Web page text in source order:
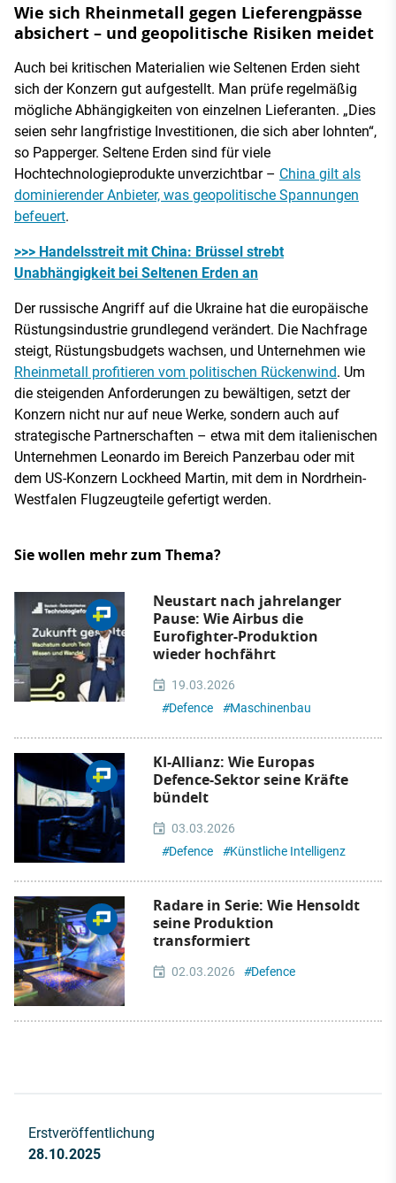
Wie sich Rheinmetall gegen Lieferengpässe
absichert – und geopolitische Risiken meidet
Auch bei kritischen Materialien wie Seltenen Erden sieht
sich der Konzern gut aufgestellt. Man prüfe regelmäßig
mögliche Abhängigkeiten von einzelnen Lieferanten. „Dies
seien sehr langfristige Investitionen, die sich aber lohnten“,
so Papperger. Seltene Erden sind für viele
Hochtechnologieprodukte unverzichtbar – China gilt als
dominierender Anbieter, was geopolitische Spannungen
befeuert.
>>> Handelsstreit mit China: Brüssel strebt
Unabhängigkeit bei Seltenen Erden an
Der russische Angriff auf die Ukraine hat die europäische
Rüstungsindustrie grundlegend verändert. Die Nachfrage
steigt, Rüstungsbudgets wachsen, und Unternehmen wie
Rheinmetall profitieren vom politischen Rückenwind. Um
die steigenden Anforderungen zu bewältigen, setzt der
Konzern nicht nur auf neue Werke, sondern auch auf
strategische Partnerschaften – etwa mit dem italienischen
Unternehmen Leonardo im Bereich Panzerbau oder mit
dem US-Konzern Lockheed Martin, mit dem in Nordrhein-
Westfalen Flugzeugteile gefertigt werden.
Sie wollen mehr zum Thema?
Neustart nach jahrelanger
Pause: Wie Airbus die
Eurofighter-Produktion
wieder hochfährt
19.03.2026
#Defence #Maschinenbau
KI-Allianz: Wie Europas
Defence-Sektor seine Kräfte
bündelt
03.03.2026
#Defence #Künstliche Intelligenz
Radare in Serie: Wie Hensoldt
seine Produktion
transformiert
02.03.2026 #Defence
Erstveröffentlichung
28.10.2025